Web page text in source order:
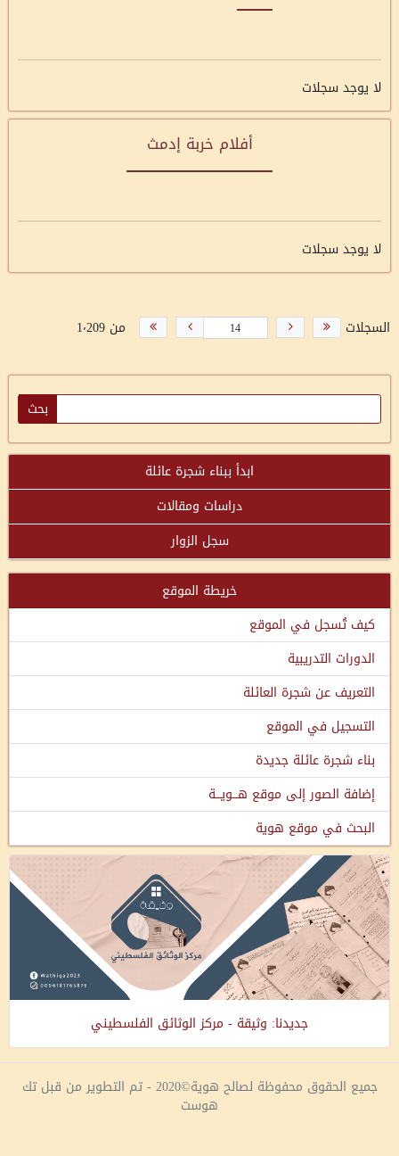
لا يوجد سجلات
أفلام خربة إدمث
لا يوجد سجلات
السجلات من 1٬209
ابدأ ببناء شجرة عائلة
دراسات ومقالات
سجل الزوار
خريطة الموقع
كيف تُسجل في الموقع
الدورات التدريبية
التعريف عن شجرة العائلة
التسجيل في الموقع
بناء شجرة عائلة جديدة
إضافة الصور إلى موقع هـــويـــة
البحث في موقع هوية
جديدنا: وثيقة - مركز الوثائق الفلسطيني
جميع الحقوق محفوظة لصالح هوية©2020 - تم التطوير من قبل تك
هوست